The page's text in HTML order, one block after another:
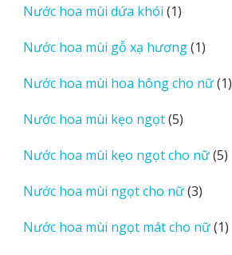
Nước hoa mùi dứa khói 11
phẩm
Nước hoa mùi gỗ xạ hương 11
phẩm
Nước hoa mùi hoa hông cho nữ 11
Nước hoa mùi kẹo ngọt 55
phẩm
Nước hoa mùi kẹo ngọt cho nữ 55
Nước hoa mùi ngọt cho nữ 33
phẩm
Nước hoa mùi ngọt mát cho nữ 11